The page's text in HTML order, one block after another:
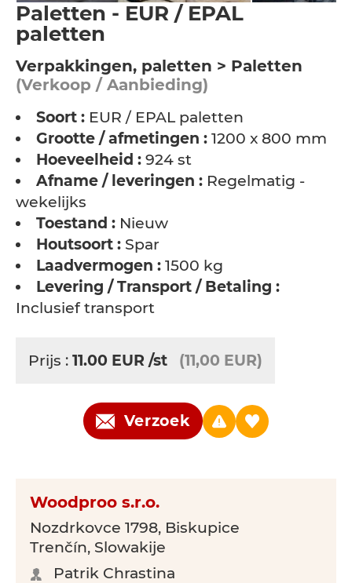
Paletten - EUR / EPAL
paletten
Verpakkingen, paletten > Paletten
(Verkoop / Aanbieding)
Soort : EUR / EPAL paletten
Grootte / afmetingen : 1200 x 800 mm
Hoeveelheid : 924 st
Afname / leveringen : Regelmatig -
wekelijks
Toestand : Nieuw
Houtsoort : Spar
Laadvermogen : 1500 kg
Levering / Transport / Betaling :
Inclusief transport
Prijs : 11.00 EUR /st (11,00 EUR)
Verzoek
Woodproo s.r.o.
Nozdrkovce 1798, Biskupice
Trenčín, Slowakije
Patrik Chrastina